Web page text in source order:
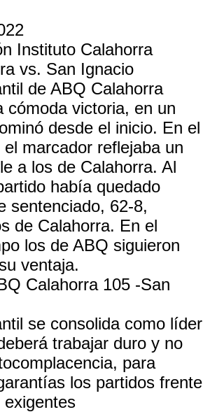
Instituto Calahorra
vs. San Ignacio
de ABQ Calahorra
cómoda victoria, en un
desde el inicio. En el
marcador reflejaba un
a los de Calahorra. Al
había quedado
sentenciado, 62-8,
de Calahorra. En el
los de ABQ siguieron
ventaja.
Calahorra 105 -San
se consolida como líder
trabajar duro y no
para
los partidos frente